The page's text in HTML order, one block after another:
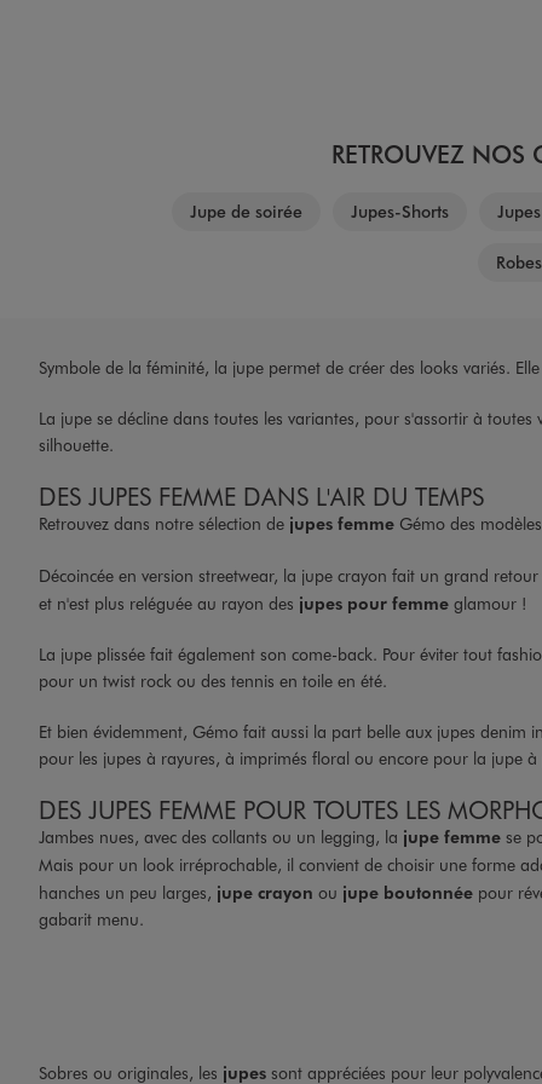
RETROUVEZ NOS
Jupe de soirée Jupes-Shorts
Symbole de la féminité, la jupe permet de créer des looks variés.
La jupe se décline dans toutes les variantes, pour s'assortir à
silhouette.
DES JUPES FEMME DANS L'AIR DU TEMPS
Retrouvez dans notre sélection de jupes femme Gémo des
Décoincée en version streetwear, la jupe crayon fait un grand
et n'est plus reléguée au rayon des jupes pour femme glamour !
La jupe plissée fait également son come-back. Pour éviter tout
pour un twist rock ou des tennis en toile en été.
Et bien évidemment, Gémo fait aussi la part belle aux jupes denim
pour les jupes à rayures, à imprimés floral ou encore pour la jupe à
DES JUPES FEMME POUR TOUTES LES
Jambes nues, avec des collants ou un legging, la jupe femme se
Mais pour un look irréprochable, il convient de choisir une forme
hanches un peu larges, jupe crayon ou jupe boutonnée pour
gabarit menu.
Sobres ou originales, les jupes sont appréciées pour leur